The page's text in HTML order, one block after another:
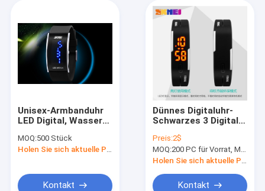
Digitaluhr der Männer
Multifunktionssport-Uhr
Analoge Quarz-Uhren
Der Quarz-Uhren der Frauen
Edelstahl-Quarz-Uhr
Unisex-Armbanduhr
LED Digital, Wasser-
elektronische Uhr
MOQ:500 Stück
Kontakt
Dünnes Digitaluhr-
Schwarzes 3 Digital
ATM wasserdicht für
Jungen
Preis:2$
MOQ:200 PC für Vorrat, Mischungsfarben
Holen Sie sich aktuelle Preis
Kontakt